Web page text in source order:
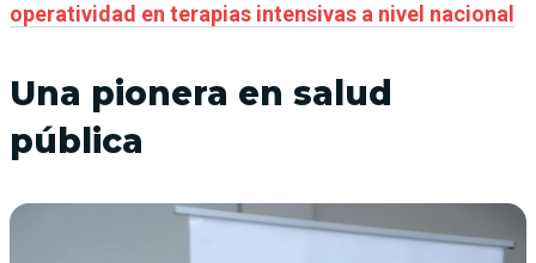
operatividad en terapias intensivas a nivel nacional
Una pionera en salud
pública